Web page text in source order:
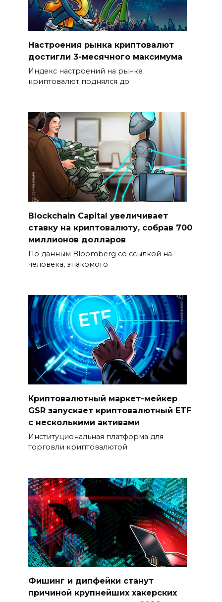
Настроения рынка криптовалют
достигли 3-месячного максимума
Индекс настроений на рынке
криптовалют поднялся до
Blockchain Capital увеличивает
ставку на криптовалюту, собрав 700
миллионов долларов
По данным Bloomberg со ссылкой на
человека, знакомого
Криптовалютный маркет-мейкер
GSR запускает криптовалютный ETF
с несколькими активами
Институциональная платформа для
торговли криптовалютой
Фишинг и дипфейки станут
причиной крупнейших хакерских